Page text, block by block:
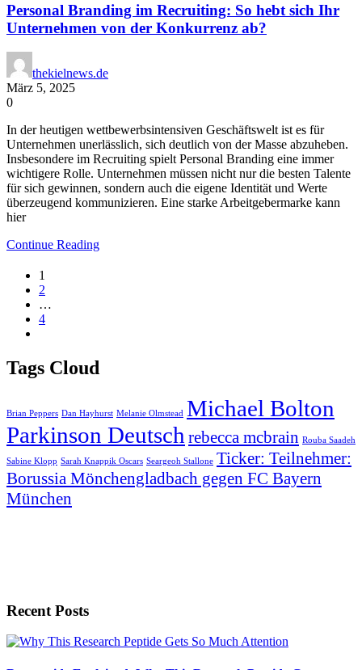
Personal Branding im Recruiting: So hebt sich Ihr
Unternehmen von der Konkurrenz ab?
thekielnews.de
März 5, 2025
0
In der heutigen wettbewerbsintensiven Geschäftswelt ist es für
Unternehmen unerlässlich, sich deutlich von der Masse abzuheben.
Insbesondere im Recruiting spielt Personal Branding eine immer
wichtigere Rolle. Unternehmen müssen nicht nur die besten Talente
für sich gewinnen, sondern auch die eigene Identität und Werte
überzeugend kommunizieren. Eine starke Arbeitgebermarke kann
hier
Continue Reading
1
2
…
4
Tags Cloud
Brian Peppers Dan Hayhurst Melanie Olmstead Michael Bolton
Parkinson Deutsch rebecca mcbrain Rouba Saadeh
Sabine Klopp Sarah Knappik Oscars Seargeoh Stallone Ticker: Teilnehmer:
Borussia Mönchengladbach gegen FC Bayern
München
Recent Posts